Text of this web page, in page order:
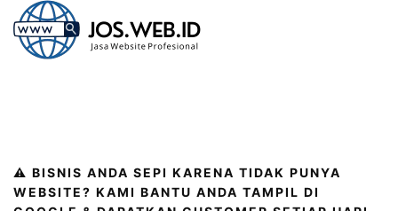
⚠️ BISNIS ANDA SEPI KARENA TIDAK PUNYA
WEBSITE? KAMI BANTU ANDA TAMPIL DI